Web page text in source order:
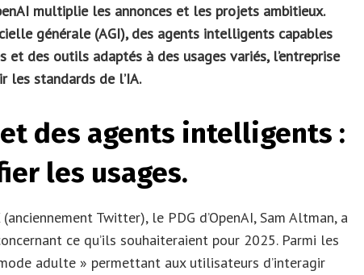
multiplie les annonces et les projets ambitieux.
générale (AGI), des agents intelligents capables
des outils adaptés à des usages variés, l’entreprise
les standards de l’IA.
des agents intelligents :
les usages.
Twitter), le PDG d’OpenAI, Sam Altman, a
ce qu’ils souhaiteraient pour 2025. Parmi les
adulte » permettant aux utilisateurs d’interagir